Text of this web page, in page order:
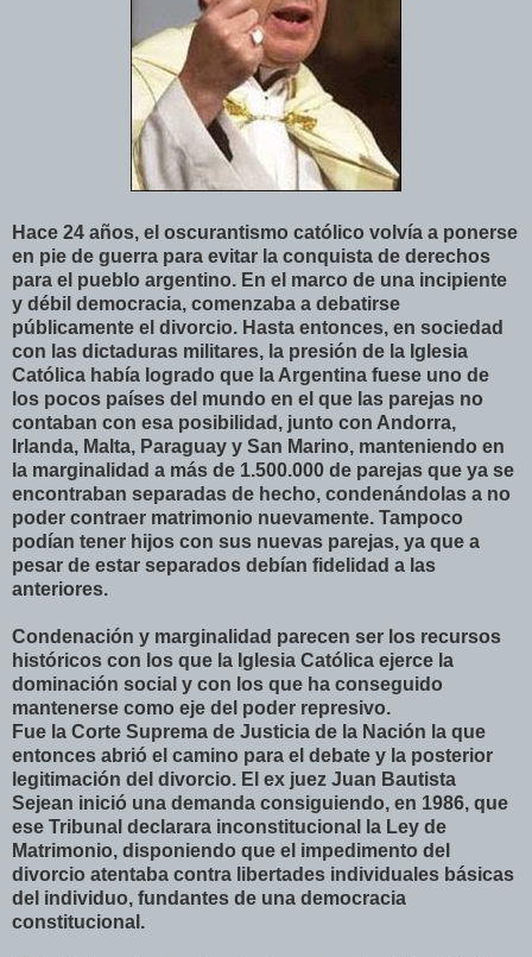
Hace 24 años, el oscurantismo católico volvía a ponerse
en pie de guerra para evitar la conquista de derechos
para el pueblo argentino. En el marco de una incipiente
y débil democracia, comenzaba a debatirse
públicamente el divorcio. Hasta entonces, en sociedad
con las dictaduras militares, la presión de la Iglesia
Católica había logrado que la Argentina fuese uno de
los pocos países del mundo en el que las parejas no
contaban con esa posibilidad, junto con Andorra,
Irlanda, Malta, Paraguay y San Marino, manteniendo en
la marginalidad a más de 1.500.000 de parejas que ya se
encontraban separadas de hecho, condenándolas a no
poder contraer matrimonio nuevamente. Tampoco
podían tener hijos con sus nuevas parejas, ya que a
pesar de estar separados debían fidelidad a las
anteriores.
Condenación y marginalidad parecen ser los recursos
históricos con los que la Iglesia Católica ejerce la
dominación social y con los que ha conseguido
mantenerse como eje del poder represivo.
Fue la Corte Suprema de Justicia de la Nación la que
entonces abrió el camino para el debate y la posterior
legitimación del divorcio. El ex juez Juan Bautista
Sejean inició una demanda consiguiendo, en 1986, que
ese Tribunal declarara inconstitucional la Ley de
Matrimonio, disponiendo que el impedimento del
divorcio atentaba contra libertades individuales básicas
del individuo, fundantes de una democracia
constitucional.